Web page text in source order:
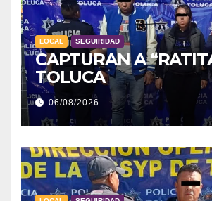
LOCAL SEGUIRIDAD
CAPTURAN A
TOLUCA
06/08/2026